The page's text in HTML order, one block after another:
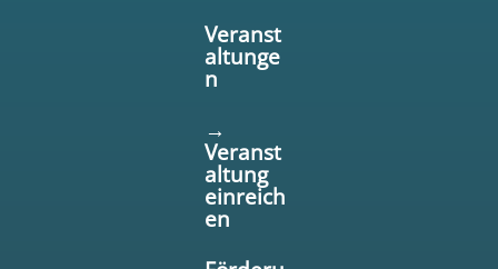
Veranst
altunge
n
→
Veranst
altung
einreich
en